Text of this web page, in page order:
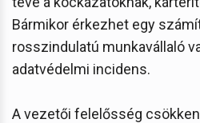
Bármikor érkezhet egy
rosszindulatú munkavállaló
adatvédelmi incidens.
A vezetői felelősség